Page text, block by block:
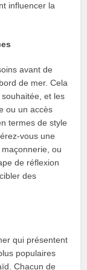
influencer la
avant de
de mer. Cela
et les
ou un accès
termes de style
vous une
ou
de réflexion
des
qui présentent
populaires
Chacun de